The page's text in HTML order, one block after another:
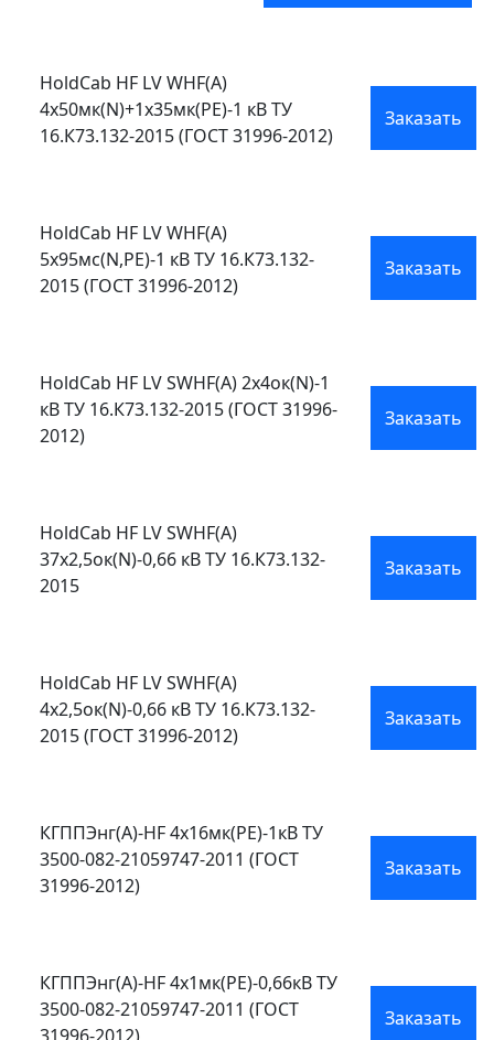
HoldCab HF LV WHF(A)
4х50мк(N)+1х35мк(PE)-1 кВ ТУ
16.К73.132-2015 (ГОСТ 31996-2012)
Заказать
HoldCab HF LV WHF(A)
5х95мс(N,PE)-1 кВ ТУ 16.К73.132-
2015 (ГОСТ 31996-2012)
Заказать
HoldCab HF LV SWHF(А) 2х4ок(N)-1
кВ ТУ 16.К73.132-2015 (ГОСТ 31996-
2012)
Заказать
HoldCab HF LV SWHF(А)
37х2,5ок(N)-0,66 кВ ТУ 16.К73.132-
2015
Заказать
HoldCab HF LV SWHF(А)
4х2,5ок(N)-0,66 кВ ТУ 16.К73.132-
2015 (ГОСТ 31996-2012)
Заказать
КГППЭнг(А)-HF 4х16мк(PE)-1кВ ТУ
3500-082-21059747-2011 (ГОСТ
31996-2012)
Заказать
КГППЭнг(А)-HF 4х1мк(PE)-0,66кВ ТУ
3500-082-21059747-2011 (ГОСТ
Заказать